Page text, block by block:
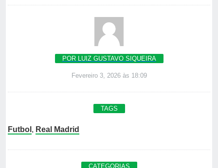
POR LUIZ GUSTAVO SIQUEIRA
Fevereiro 3, 2026 às 18:09
TAGS
Futbol , Real Madrid
CATEGORIAS